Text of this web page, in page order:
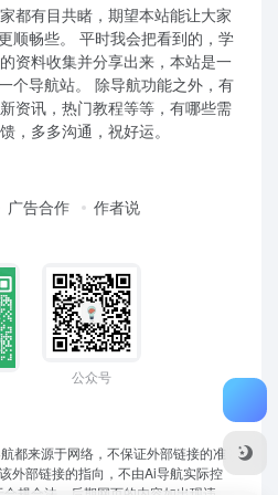
都有目共睹，期望本站能让大家
顺畅些。 平时我会把看到的，学
资料收集并分享出来，本站是一
个导航站。 除导航功能之外，有
资讯，热门教程等等，有哪些需
，多多沟通，祝好运。
广告合作 作者说
公众号
都来源于网络，不保证外部链接的准
外部链接的指向，不由Ai导航实际控